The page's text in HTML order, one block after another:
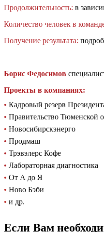
Продолжительность: в
Количество человек в
Получение результата:
Борис Федосимов
Проекты в компаниях:
• Кадровый резерв
• Правительство Тюменской
• Новосибирскэнерго
• Продмаш
• Трэвэлерс Кофе
• Лабораторная диагностика
• От А до Я
• Ново Бэби
• и др.
Если Вам